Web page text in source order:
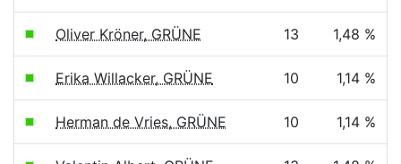
Oliver Kröner, GRÜNE 13 1,48 %
Erika Willacker, GRÜNE 10 1,14 %
Herman de Vries, GRÜNE 10 1,14 %